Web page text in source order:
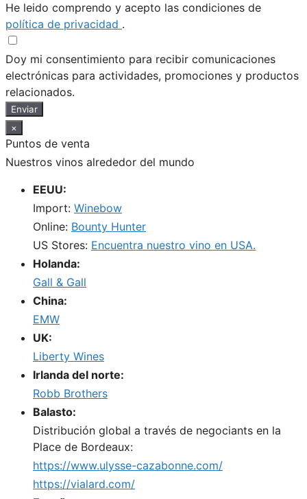
He leido comprendo y acepto las condiciones de
política de privacidad .
Doy mi consentimiento para recibir comunicaciones
electrónicas para actividades, promociones y productos
relacionados.
Enviar
×
Puntos de venta
Nuestros vinos alrededor del mundo
EEUU:
Import: Winebow
Online: Bounty Hunter
US Stores: Encuentra nuestro vino en USA.
Holanda:
Gall & Gall
China:
EMW
UK:
Liberty Wines
Irlanda del norte:
Robb Brothers
Balasto:
Distribución global a través de negociants en la
Place de Bordeaux:
https://www.ulysse-cazabonne.com/
https://vialard.com/